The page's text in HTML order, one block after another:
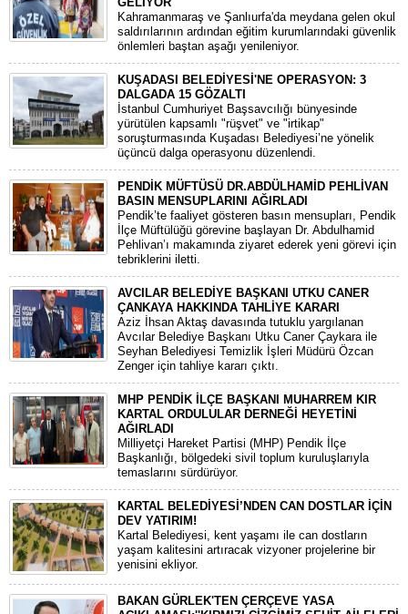
​Kahramanmaraş ve Şanlıurfa'da meydana gelen okul
saldırılarının ardından eğitim kurumlarındaki güvenlik
önlemleri baştan aşağı yenileniyor.
KUŞADASI BELEDİYESİ'NE OPERASYON: 3
DALGADA 15 GÖZALTI
​İstanbul Cumhuriyet Başsavcılığı bünyesinde
yürütülen kapsamlı "rüşvet" ve "irtikap"
soruşturmasında Kuşadası Belediyesi’ne yönelik
üçüncü dalga operasyonu düzenlendi.
PENDİK MÜFTÜSÜ DR.ABDÜLHAMİD PEHLİVAN
BASIN MENSUPLARINI AĞIRLADI
​Pendik’te faaliyet gösteren basın mensupları, Pendik
İlçe Müftülüğü görevine başlayan Dr. Abdulhamid
Pehlivan’ı makamında ziyaret ederek yeni görevi için
tebriklerini iletti.
AVCILAR BELEDİYE BAŞKANI UTKU CANER
ÇANKAYA HAKKINDA TAHLİYE KARARI
​Aziz İhsan Aktaş davasında tutuklu yargılanan
Avcılar Belediye Başkanı Utku Caner Çaykara ile
Seyhan Belediyesi Temizlik İşleri Müdürü Özcan
Zenger için tahliye kararı çıktı.
MHP PENDİK İLÇE BAŞKANI MUHARREM KIR
KARTAL ORDULULAR DERNEĞİ HEYETİNİ
AĞIRLADI
​Milliyetçi Hareket Partisi (MHP) Pendik İlçe
Başkanlığı, bölgedeki sivil toplum kuruluşlarıyla
temaslarını sürdürüyor.
KARTAL BELEDİYESİ’NDEN CAN DOSTLAR İÇİN
DEV YATIRIM!
Kartal Belediyesi, kent yaşamı ile can dostların
yaşam kalitesini artıracak vizyoner projelerine bir
yenisini ekliyor.
BAKAN GÜRLEK'TEN ÇERÇEVE YASA